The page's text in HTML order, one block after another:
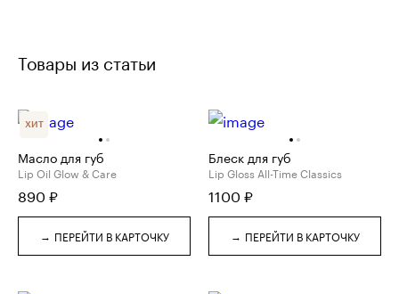
Товары из статьи
ХИТ
Масло для губ
Lip Oil Glow & Care
890 ₽
→ ПЕРЕЙТИ В КАРТОЧКУ
Блеск для губ
Lip Gloss All-Time Classics
1100 ₽
→ ПЕРЕЙТИ В КАРТОЧКУ